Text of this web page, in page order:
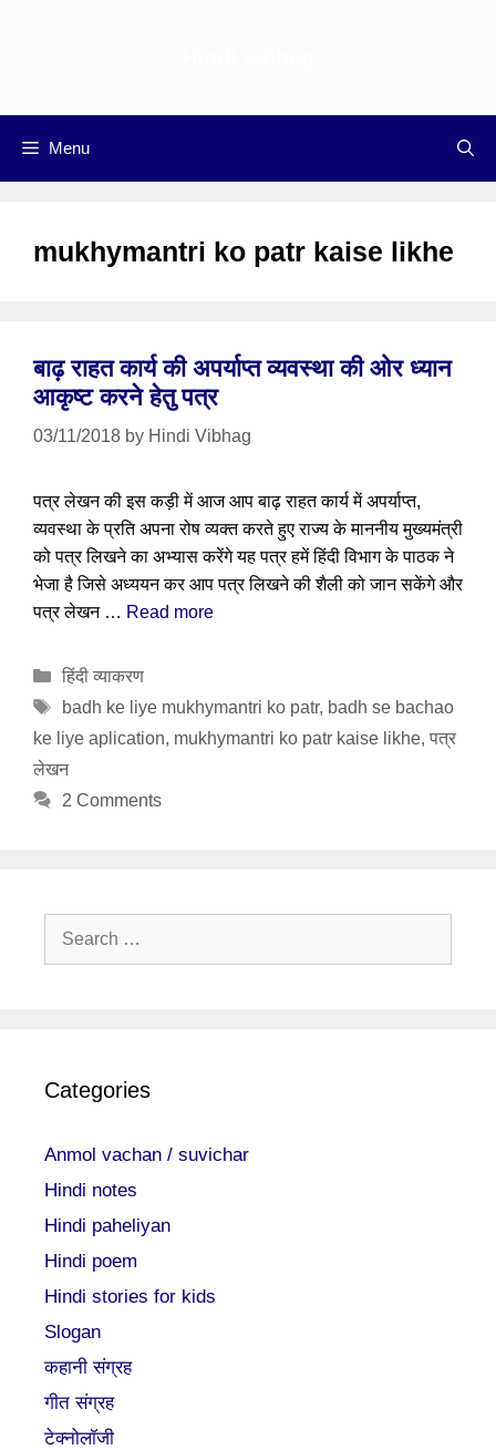
Menu
mukhymantri ko patr kaise likhe
बाढ़ राहत कार्य की अपर्याप्त व्यवस्था की ओर ध्यान
आकृष्ट करने हेतु पत्र
03/11/2018 by Hindi Vibhag
पत्र लेखन की इस कड़ी में आज आप बाढ़ राहत कार्य में अपर्याप्त,
व्यवस्था के प्रति अपना रोष व्यक्त करते हुए राज्य के माननीय मुख्यमंत्री
को पत्र लिखने का अभ्यास करेंगे यह पत्र हमें हिंदी विभाग के पाठक ने
भेजा है जिसे अध्ययन कर आप पत्र लिखने की शैली को जान सकेंगे और
पत्र लेखन … Read more
Categories
हिंदी व्याकरण
Tags
badh ke liye mukhymantri ko patr, badh se bachao
ke liye aplication, mukhymantri ko patr kaise likhe, पत्र
लेखन
2 Comments
Search
Categories
Anmol vachan / suvichar
Hindi notes
Hindi paheliyan
Hindi poem
Hindi stories for kids
Slogan
कहानी संग्रह
गीत संग्रह
टेक्नोलॉजी